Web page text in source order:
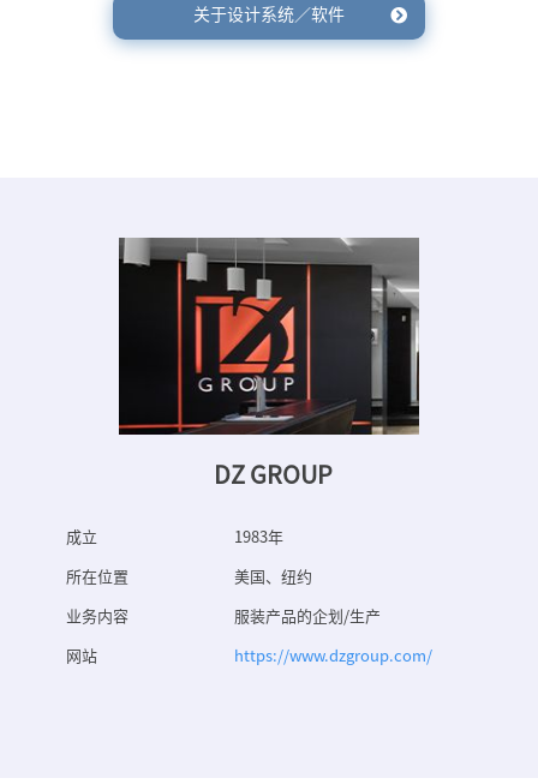
关于设计系统／软件
DZ GROUP
成立
1983年
所在位置
美国、纽约
业务内容
服装产品的企划/生产
网站
https://www.dzgroup.com/